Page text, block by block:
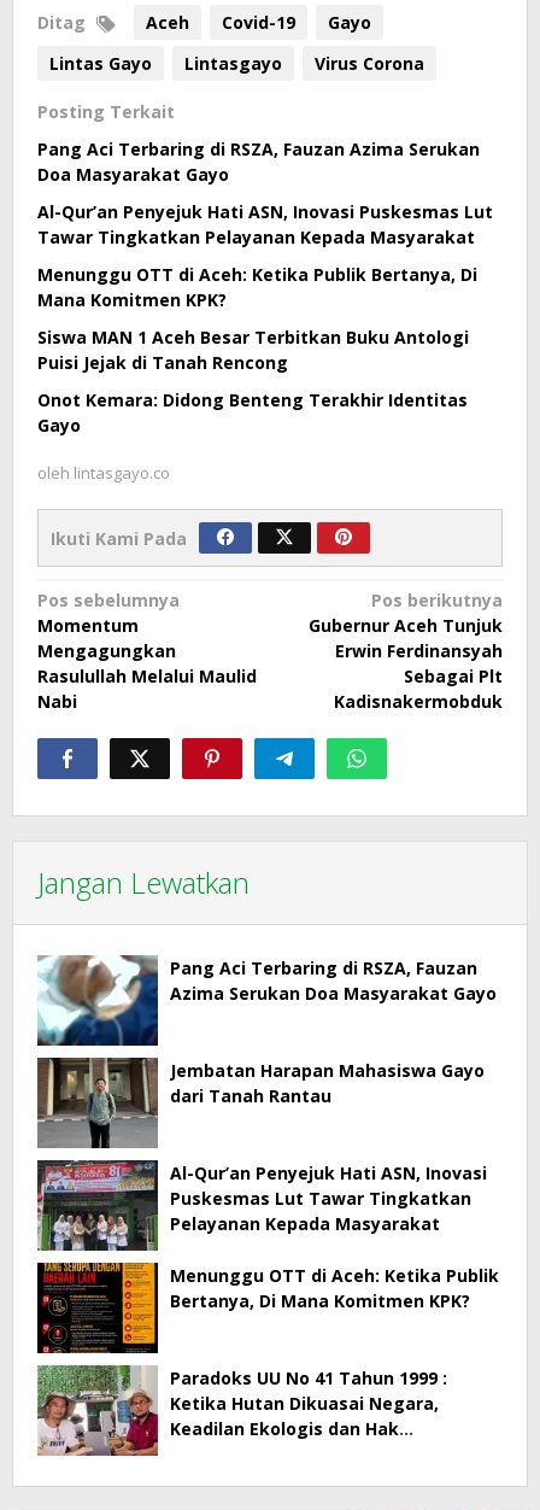
Ditag Aceh Covid-19
Gayo
Lintas Gayo
Lintasgayo Virus Corona
Posting Terkait
Pang Aci Terbaring di RSZA, Fauzan Azima Serukan
Doa Masyarakat Gayo
Al-Qur’an Penyejuk Hati ASN, Inovasi Puskesmas Lut
Tawar Tingkatkan Pelayanan Kepada Masyarakat
Menunggu OTT di Aceh: Ketika Publik Bertanya, Di
Mana Komitmen KPK?
Siswa MAN 1 Aceh Besar Terbitkan Buku Antologi
Puisi Jejak di Tanah Rencong
Onot Kemara: Didong Benteng Terakhir Identitas
Gayo
oleh lintasgayo.co
Ikuti Kami Pada
Navigasi
pos
Pos sebelumnya
Momentum
Mengagungkan
Rasulullah Melalui Maulid
Nabi
Pos berikutnya
Gubernur Aceh Tunjuk
Erwin Ferdinansyah
Sebagai Plt
Kadisnakermobduk
Jangan Lewatkan
Pang Aci Terbaring di RSZA, Fauzan
Azima Serukan Doa Masyarakat Gayo
Jembatan Harapan Mahasiswa Gayo
dari Tanah Rantau
Al-Qur’an Penyejuk Hati ASN, Inovasi
Puskesmas Lut Tawar Tingkatkan
Pelayanan Kepada Masyarakat
Menunggu OTT di Aceh: Ketika Publik
Bertanya, Di Mana Komitmen KPK?
Paradoks UU No 41 Tahun 1999 :
Ketika Hutan Dikuasai Negara,
Keadilan Ekologis dan Hak